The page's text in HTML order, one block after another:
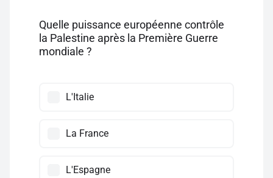
Quelle puissance européenne contrôle
la Palestine après la Première Guerre
mondiale ?
L'Italie
La France
L'Espagne